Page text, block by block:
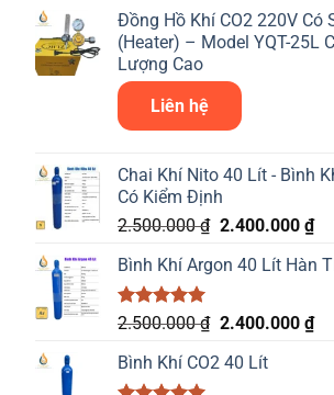
Đồng Hồ Khí CO2 220V Có
(Heater) – Model YQT-25L
Lượng Cao
Liên hệ
Chai Khí Nito 40 Lít - Bình
Có Kiểm Định
2.500.000₫ Giá
là:
2.400.000 ₫Giá
tại
Bình Khí Argon 40 Lít Hàn
Được xếp
5 sao
2.500.000₫ Giá
là:
2.400.000 ₫Giá
Bình Khí CO2 40 Lít